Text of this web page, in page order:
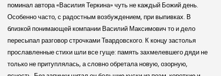
поминал автора «Василия Теркина» чуть не каждый Божий день.
Особенно часто, с радостным возбуждением, при выпивках. В
близкой понимающей компании Василий Максимович то и дело
пересыпал разговор строчками Твардовского. К концу застолья
прославленные стихи шли все гуще: память захмелевшего дяди не
только не притуплялась, а словно обретала новую, озорную,